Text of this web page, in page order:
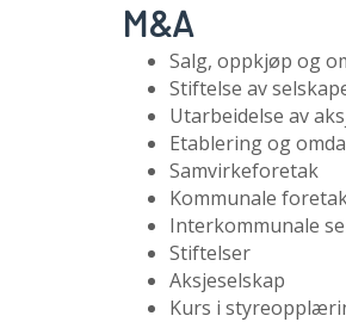
M&A
Salg, oppkjøp og
Stiftelse av
Utarbeidelse av
Etablering og
Samvirkeforetak
Kommunale
Interkommunale
Stiftelser
Aksjeselskap
Kurs i